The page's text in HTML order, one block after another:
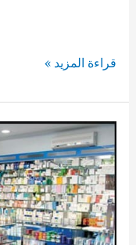
صيدلية
مساكن
دهشور
بـ
حدائق
اكتوبر
قراءة المزيد »